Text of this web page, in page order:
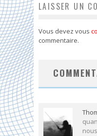
LAISSER UN
Vous devez vous
commentaire.
nous